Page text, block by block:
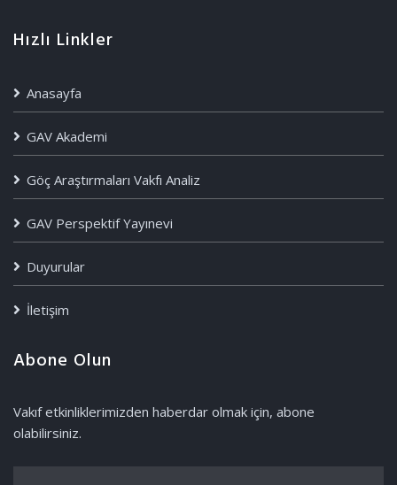
Hızlı Linkler
Anasayfa
GAV Akademi
Göç Araştırmaları Vakfı Analiz
GAV Perspektif Yayınevi
Duyurular
İletişim
Abone Olun
Vakıf etkinliklerimizden haberdar olmak için, abone
olabilirsiniz.